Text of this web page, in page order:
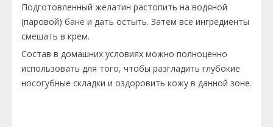
Подготовленный желатин растопить на водяной
(паровой) бане и дать остыть. Затем все ингредиенты
смешать в крем.
Состав в домашних условиях можно полноценно
использовать для того, чтобы разгладить глубокие
носогубные складки и оздоровить кожу в данной зоне.